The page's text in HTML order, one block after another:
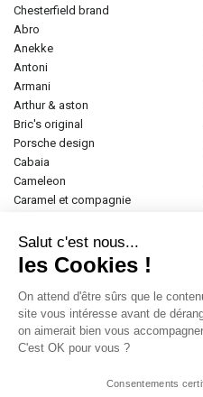
chesterfield brand
abro
anekke
antoni
armani
arthur & aston
bric's original
porsche design
cabaia
cameleon
caramel et compagnie
donna celi
eastpak
elite
emily & noah
esprit
etrier
fabrizio
Salut c'est nous...
les Cookies !
On attend d'être sûrs que le
site vous intéresse avant de
on aimerait bien vous
C'est OK pour vous ?
Consentements